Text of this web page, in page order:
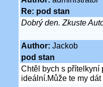
Re: pod stan
Dobrý den. Zkuste
Author: Jackob
pod stan
Chtěl bych s přítelkyní
ideální.Může te my